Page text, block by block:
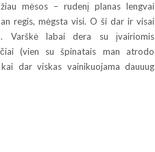
mėsos – rudenį planas lengvai
regis, mėgsta visi. O ši dar ir visai
Varškė labai dera su įvairiomis
(vien su špinatais man atrodo
dar viskas vainikuojama dauuug